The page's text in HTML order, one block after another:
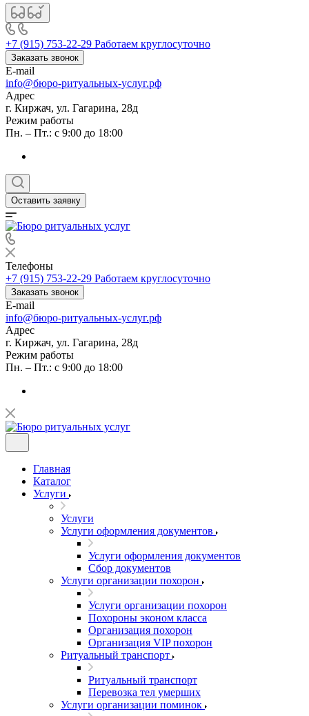
+7 (915) 753-22-29 Работаем круглосуточно
Заказать звонок
E-mail
info@бюро-ритуальных-услуг.рф
Адрес
г. Киржач, ул. Гагарина, 28д
Режим работы
Пн. – Пт.: с 9:00 до 18:00
Оставить заявку
Телефоны
+7 (915) 753-22-29 Работаем круглосуточно
Заказать звонок
E-mail
info@бюро-ритуальных-услуг.рф
Адрес
г. Киржач, ул. Гагарина, 28д
Режим работы
Пн. – Пт.: с 9:00 до 18:00
Главная
Каталог
Услуги
Услуги
Услуги оформления документов
Услуги оформления документов
Сбор документов
Услуги организации похорон
Услуги организации похорон
Похороны эконом класса
Организация похорон
Организация VIP похорон
Ритуальный транспорт
Ритуальный транспорт
Перевозка тел умерших
Услуги организации поминок